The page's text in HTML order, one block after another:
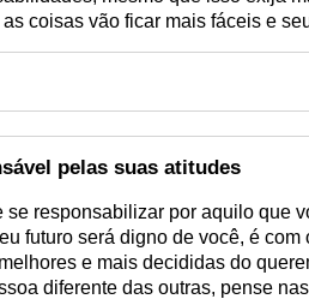
coisas vão ficar mais fáceis e
pelas suas atitudes
se responsabilizar por aquilo que
futuro será digno de você, é
e mais decididas do
diferente das outras, pense